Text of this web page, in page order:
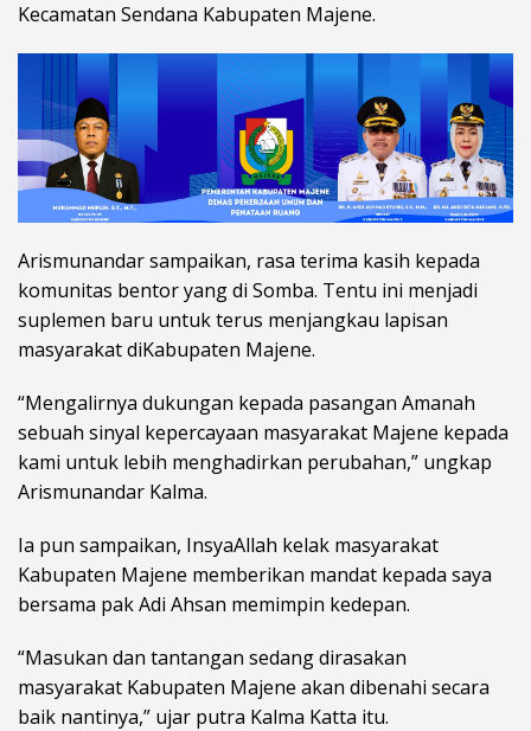
Kecamatan Sendana Kabupaten Majene.
Arismunandar sampaikan, rasa terima kasih kepada
komunitas bentor yang di Somba. Tentu ini menjadi
suplemen baru untuk terus menjangkau lapisan
masyarakat diKabupaten Majene.
“Mengalirnya dukungan kepada pasangan Amanah
sebuah sinyal kepercayaan masyarakat Majene kepada
kami untuk lebih menghadirkan perubahan,” ungkap
Arismunandar Kalma.
Ia pun sampaikan, InsyaAllah kelak masyarakat
Kabupaten Majene memberikan mandat kepada saya
bersama pak Adi Ahsan memimpin kedepan.
“Masukan dan tantangan sedang dirasakan
masyarakat Kabupaten Majene akan dibenahi secara
baik nantinya,” ujar putra Kalma Katta itu.